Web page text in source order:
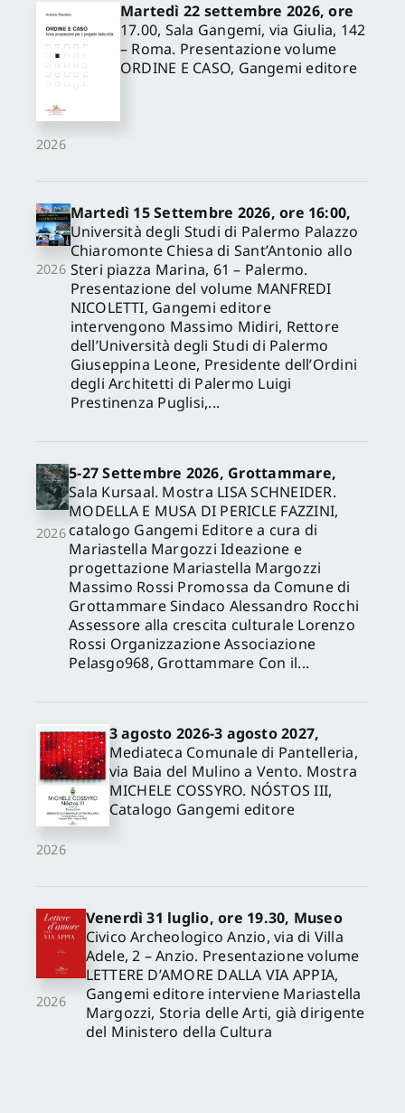
2026
Martedì 22 settembre 2026, ore
17.00, Sala Gangemi, via Giulia, 142
– Roma. Presentazione volume
ORDINE E CASO, Gangemi editore
2026
Martedì 15 Settembre 2026, ore 16:00,
Università degli Studi di Palermo Palazzo
Chiaromonte Chiesa di Sant’Antonio allo
Steri piazza Marina, 61 – Palermo.
Presentazione del volume MANFREDI
NICOLETTI, Gangemi editore
intervengono Massimo Midiri, Rettore
dell’Università degli Studi di Palermo
Giuseppina Leone, Presidente dell’Ordini
degli Architetti di Palermo Luigi
Prestinenza Puglisi,...
2026
5-27 Settembre 2026, Grottammare,
Sala Kursaal. Mostra LISA SCHNEIDER.
MODELLA E MUSA DI PERICLE FAZZINI,
catalogo Gangemi Editore a cura di
Mariastella Margozzi Ideazione e
progettazione Mariastella Margozzi
Massimo Rossi Promossa da Comune di
Grottammare Sindaco Alessandro Rocchi
Assessore alla crescita culturale Lorenzo
Rossi Organizzazione Associazione
Pelasgo968, Grottammare Con il...
2026
3 agosto 2026-3 agosto 2027,
Mediateca Comunale di Pantelleria,
via Baia del Mulino a Vento. Mostra
MICHELE COSSYRO. NÓSTOS III,
Catalogo Gangemi editore
2026
Venerdì 31 luglio, ore 19.30, Museo
Civico Archeologico Anzio, via di Villa
Adele, 2 – Anzio. Presentazione volume
LETTERE D’AMORE DALLA VIA APPIA,
Gangemi editore interviene Mariastella
Margozzi, Storia delle Arti, già dirigente
del Ministero della Cultura